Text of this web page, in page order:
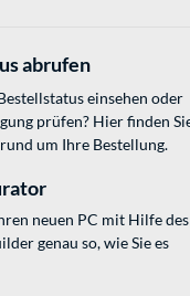
abrufen
einsehen oder
prüfen? Hier finden
um Ihre Bestellung.
neuen PC mit Hilfe des
genau so, wie Sie es